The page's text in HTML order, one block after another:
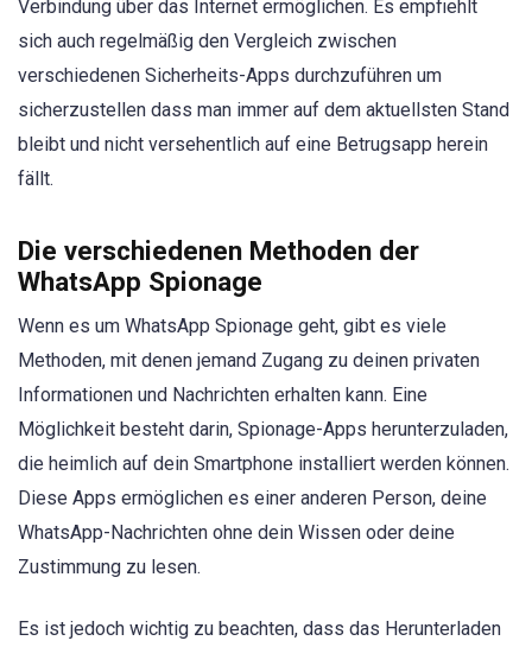
Verbindung über das Internet ermöglichen. Es empfiehlt
sich auch regelmäßig den Vergleich zwischen
verschiedenen Sicherheits-Apps durchzuführen um
sicherzustellen dass man immer auf dem aktuellsten Stand
bleibt und nicht versehentlich auf eine Betrugsapp herein
fällt.
Die verschiedenen Methoden der
WhatsApp Spionage
Wenn es um WhatsApp Spionage geht, gibt es viele
Methoden, mit denen jemand Zugang zu deinen privaten
Informationen und Nachrichten erhalten kann. Eine
Möglichkeit besteht darin, Spionage-Apps herunterzuladen,
die heimlich auf dein Smartphone installiert werden können.
Diese Apps ermöglichen es einer anderen Person, deine
WhatsApp-Nachrichten ohne dein Wissen oder deine
Zustimmung zu lesen.
Es ist jedoch wichtig zu beachten, dass das Herunterladen